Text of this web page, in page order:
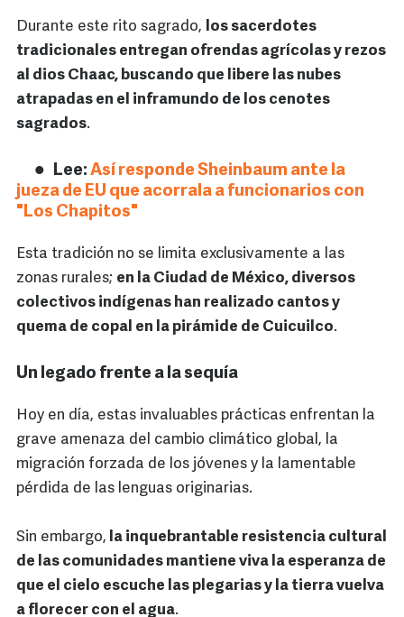
Durante este rito sagrado, los sacerdotes
tradicionales entregan ofrendas agrícolas y rezos
al dios Chaac, buscando que libere las nubes
atrapadas en el inframundo de los cenotes
sagrados.
Lee: Así responde Sheinbaum ante la
jueza de EU que acorrala a funcionarios con
"Los Chapitos"
Esta tradición no se limita exclusivamente a las
zonas rurales; en la Ciudad de México, diversos
colectivos indígenas han realizado cantos y
quema de copal en la pirámide de Cuicuilco.
Un legado frente a la sequía
Hoy en día, estas invaluables prácticas enfrentan la
grave amenaza del cambio climático global, la
migración forzada de los jóvenes y la lamentable
pérdida de las lenguas originarias.
Sin embargo, la inquebrantable resistencia cultural
de las comunidades mantiene viva la esperanza de
que el cielo escuche las plegarias y la tierra vuelva
a florecer con el agua.